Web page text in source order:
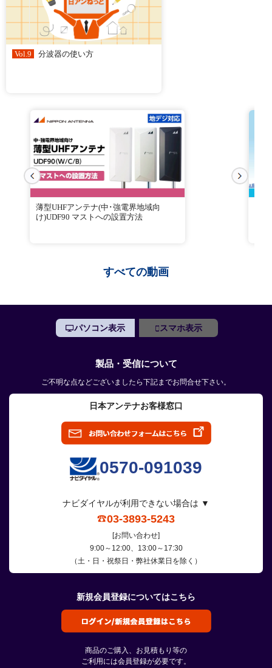
Vol.9 分波器の使い方
薄型UHFアンテナ(中･強電界地域向
け)UDF90 マストへの設置方法
すべての動画
パソコン表示 スマホ表示
製品・受信について
ご不明な点などございましたら下記までお問合せ下さい。
日本アンテナお客様窓口
0570-091039
ナビダイヤルが利用できない場合は ▼
03-3893-5243
[お問い合わせ]
9:00～12:00、13:00～17:30
（土・日・祝祭日・弊社休業日を除く）
新規会員登録についてはこちら
商品のご購入、お見積もり等の
ご利用には会員登録が必要です。